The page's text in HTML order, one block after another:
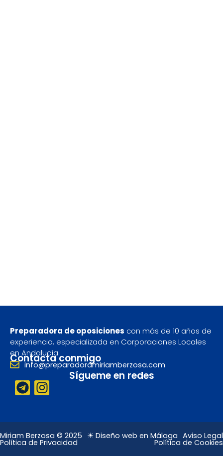
Preparadora de oposiciones con más de 10 años de
experiencia, especializada en Corporaciones Locales
en Andalucía.
Contacta conmigo
info@preparadoramiriamberzosa.com
Sígueme en redes
T
e
e
g
r
I
n
t
a
g
Miriam Berzosa © 2025 ☀ Diseño web en Málaga Aviso Legal
Política de Privacidad Política de Cookies